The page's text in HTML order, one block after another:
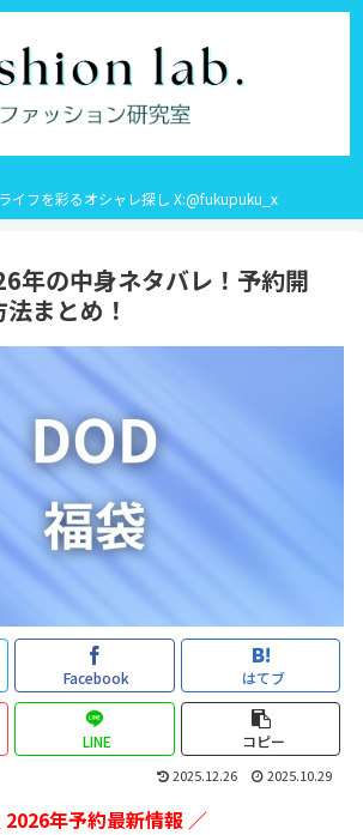
イフを彩るオシャレ探し X:@fukupuku_x
年の中身ネタバレ！予約開
まとめ！
Facebook はてブ
LINE コピー
2025.12.26 2025.10.29
2026年予約最新情報 ／